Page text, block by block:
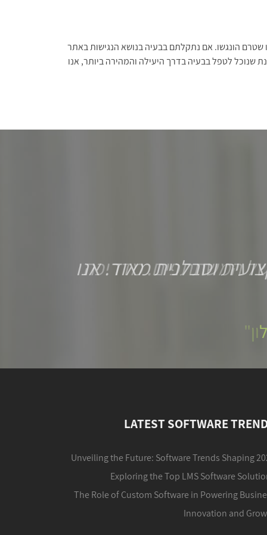
שטרם הונגשו. אם נתקלתם בבעיה בנושא הנגישות באתר
שנוכל לטפל בבעיה בדרך היעילה והמהירה ביותר, אנו
המשתתפים. מדריכה
LATEST SOFTWARE
Unveiling the Future: Software Trends Shaping
Exploring the Top LMS Software
The Role of Custom Software in Powering
Innovation and